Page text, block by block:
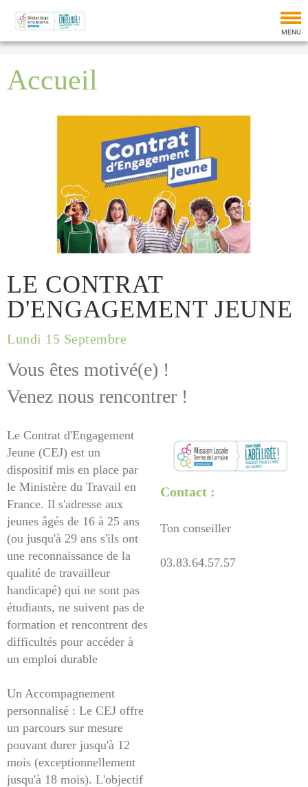
MENU
Accueil
LE CONTRAT
D'ENGAGEMENT JEUNE
Lundi 15 Septembre
Vous êtes motivé(e) !
Venez nous rencontrer !
Le Contrat d'Engagement
Jeune (CEJ) est un
dispositif mis en place par
le Ministère du Travail en
France. Il s'adresse aux
jeunes âgés de 16 à 25 ans
(ou jusqu'à 29 ans s'ils ont
une reconnaissance de la
qualité de travailleur
handicapé) qui ne sont pas
étudiants, ne suivent pas de
formation et rencontrent des
difficultés pour accéder à
un emploi durable
Un Accompagnement
personnalisé : Le CEJ offre
un parcours sur mesure
pouvant durer jusqu'à 12
mois (exceptionnellement
jusqu'à 18 mois). L'objectif
Contact :
Ton conseiller
03.83.64.57.57